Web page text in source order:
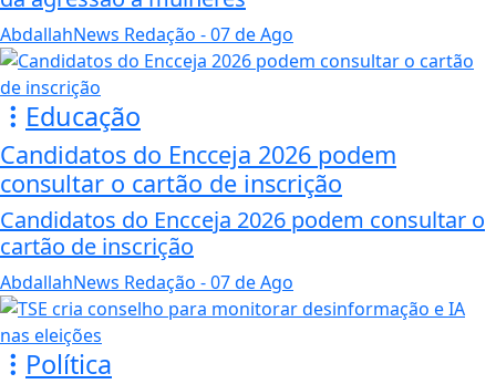
AbdallahNews Redação - 07 de Ago
Educação
Candidatos do Encceja 2026 podem
consultar o cartão de inscrição
Candidatos do Encceja 2026 podem consultar o
cartão de inscrição
AbdallahNews Redação - 07 de Ago
Política